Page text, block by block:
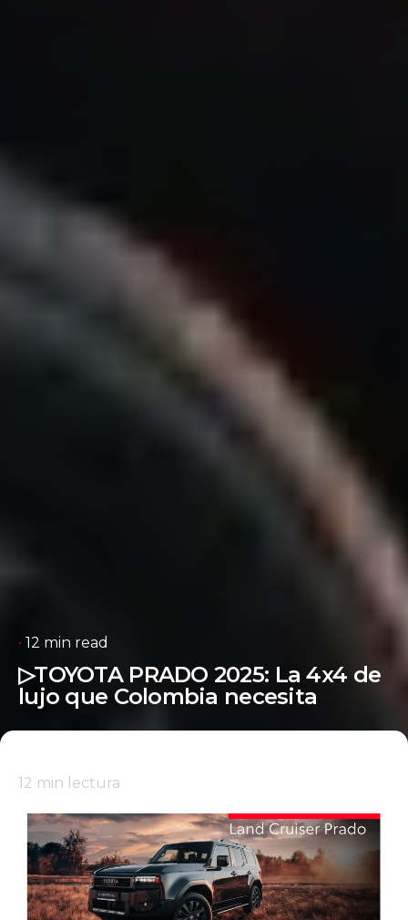
12 min read
▷TOYOTA PRADO 2025: La 4x4 de
lujo que Colombia necesita
12 min lectura